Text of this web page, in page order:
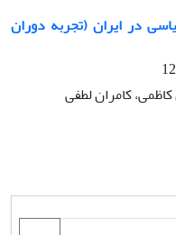
در ایران (تجربه دوران
کامران لطفی